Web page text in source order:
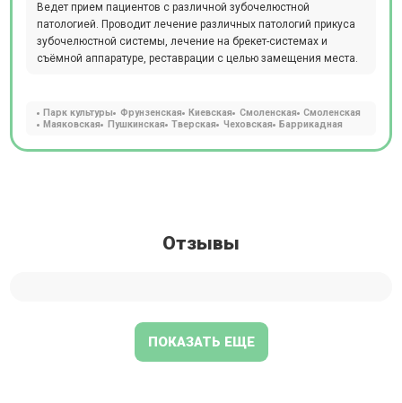
Ведет прием пациентов с различной зубочелюстной
патологией. Проводит лечение различных патологий прикуса
зубочелюстной системы, лечение на брекет-системах и
съёмной аппаратуре, реставрации с целью замещения места.
Парк культуры Фрунзенская Киевская Смоленская
Смоленская
Маяковская
Пушкинская Тверская Чеховская Баррикадная
Отзывы
ПОКАЗАТЬ ЕЩЕ